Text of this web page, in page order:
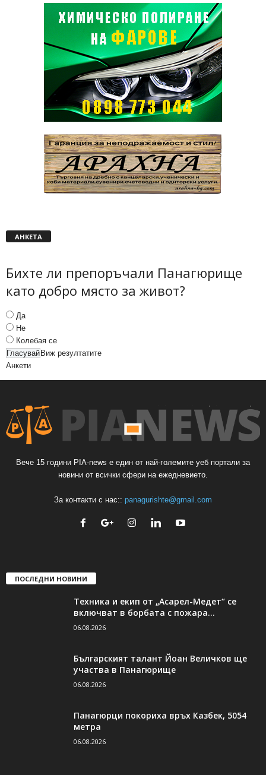
АНКЕТА
Бихте ли препоръчали Панагюрище
като добро място за живот?
Да
Не
Колебая се
Виж резултатите
Анкети
Вече 15 години PIA-news е един от най-големите уеб портали за
новини от всички сфери на ежедневието.
За контакти с нас:: panagurishte@gmail.com
ПОСЛЕДНИ НОВИНИ
Техника и екип от „Асарел-Медет“ се
включват в борбата с пожара...
06.08.2026
Българският талант Йоан Величков ще
участва в Панагюрище
06.08.2026
Панагюрци покориха връх Казбек, 5054
метра
06.08.2026